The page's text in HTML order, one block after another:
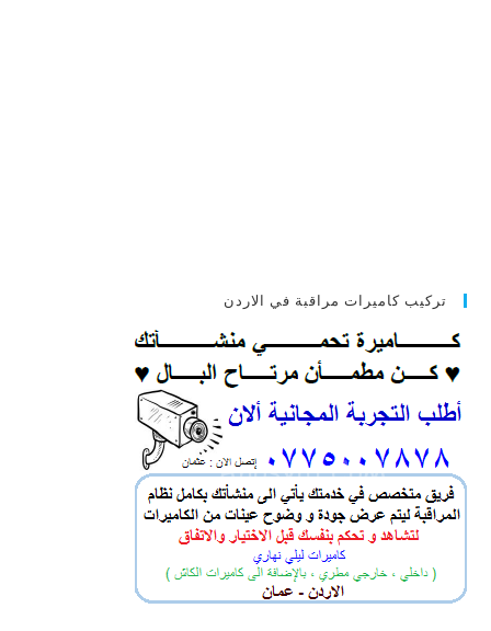
تركيب كاميرات مراقبة في الاردن